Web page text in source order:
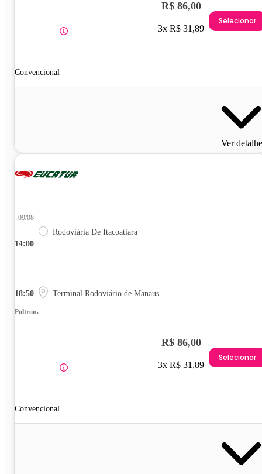
Convencional
R$ 86,00
3x R$ 31,89
Selecionar
Ver
14:00
09/08
Rodoviária De Itacoatiara
18:50 Terminal Rodoviário de Manaus
Poltrona
Convencional
R$ 86,00
3x R$ 31,89
Selecionar